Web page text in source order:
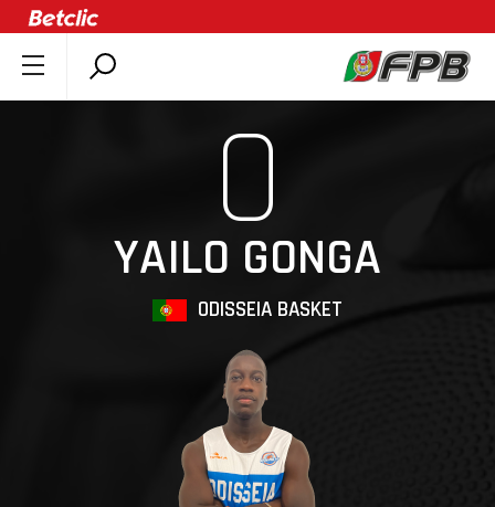
SOBRE A FPB
ASSOCIAÇÕES
MINIBASQUETE
ÁREA TÉCNICA
0
ODISSEIA BASKET
YAILO GONGA